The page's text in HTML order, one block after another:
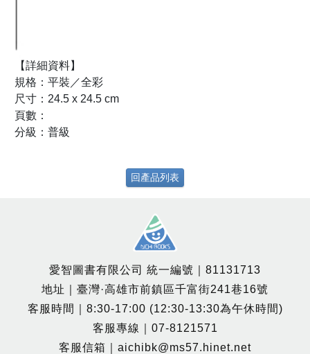
【詳細資料】
規格：平裝／全彩
尺寸：24.5 x 24.5 cm
頁數：
分級：普級
回產品列表
愛智圖書有限公司 統一編號｜81131713
地址｜臺灣·高雄市前鎮區千富街241巷16號
客服時間｜8:30-17:00 (12:30-13:30為午休時間)
客服專線｜07-8121571
客服信箱｜aichibk@ms57.hinet.net